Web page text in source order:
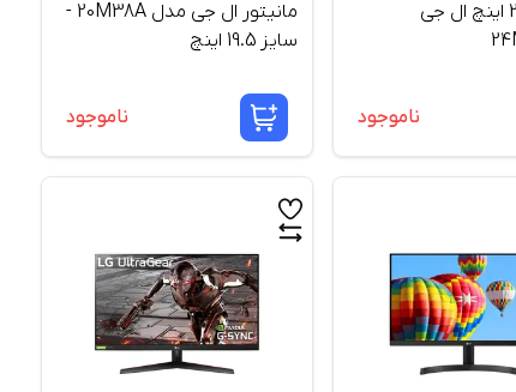
مانیتور 24 اینچ ال جی
ناموجود
مانیتور ال جی مدل 20M38A -
سایز 19.5 اینچ
ناموجود